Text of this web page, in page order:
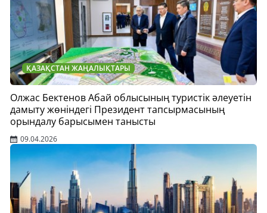
ҚАЗАҚСТАН ЖАҢАЛЫҚТАРЫ
Олжас Бектенов Абай облысының туристік әлеуетін
дамыту жөніндегі Президент тапсырмасының
орындалу барысымен танысты
09.04.2026